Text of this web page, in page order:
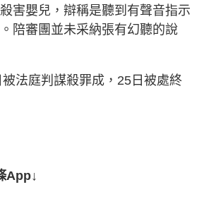
害嬰兒，辯稱是聽到有聲音指示
陪審團並未采納張有幻聽的說
法庭判謀殺罪成，25日被處終
App↓